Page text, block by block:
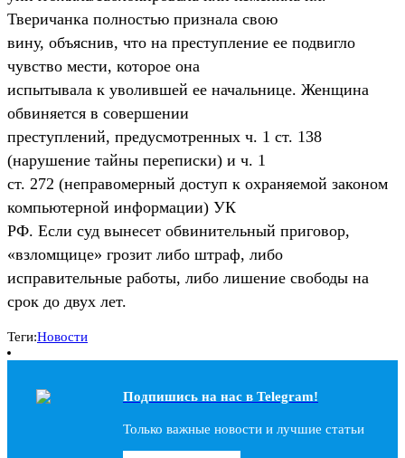
Тверичанка полностью признала свою
вину, объяснив, что на преступление ее подвигло
чувство мести, которое она
испытывала к уволившей ее начальнице. Женщина
обвиняется в совершении
преступлений, предусмотренных ч. 1 ст. 138
(нарушение тайны переписки) и ч. 1
ст. 272 (неправомерный доступ к охраняемой законом
компьютерной информации) УК
РФ. Если суд вынесет обвинительный приговор,
«взломщице» грозит либо штраф, либо
исправительные работы, либо лишение свободы на
срок до двух лет.
Теги:Новости
Подпишись на наc в Telegram!
Только важные новости и лучшие статьи